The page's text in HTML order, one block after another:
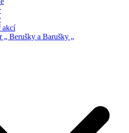
akcí
„ Berušky a Barušky „